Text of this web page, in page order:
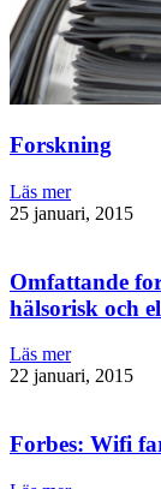
Forskning
Läs mer
25 januari, 2015
Omfattande
hälsorisk och
Läs mer
22 januari, 2015
Forbes: Wifi